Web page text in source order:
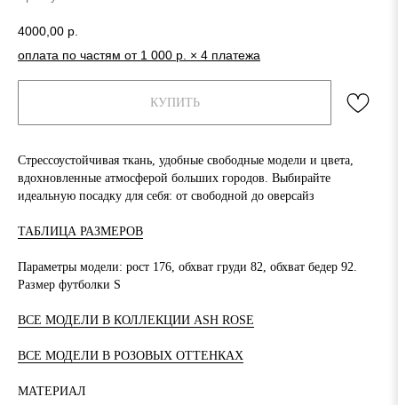
4000,00 р.
оплата по частям от 1 000 р. × 4 платежа
КУПИТЬ
Стрессоустойчивая ткань, удобные свободные модели и цвета,
вдохновленные атмосферой больших городов. Выбирайте
идеальную посадку для себя: от свободной до оверсайз
ТАБЛИЦА РАЗМЕРОВ
Параметры модели: рост 176, обхват груди 82, обхват бедер 92.
Размер футболки S
ВСЕ МОДЕЛИ В КОЛЛЕКЦИИ ASH ROSE
ВСЕ МОДЕЛИ В РОЗОВЫХ ОТТЕНКАХ
МАТЕРИАЛ